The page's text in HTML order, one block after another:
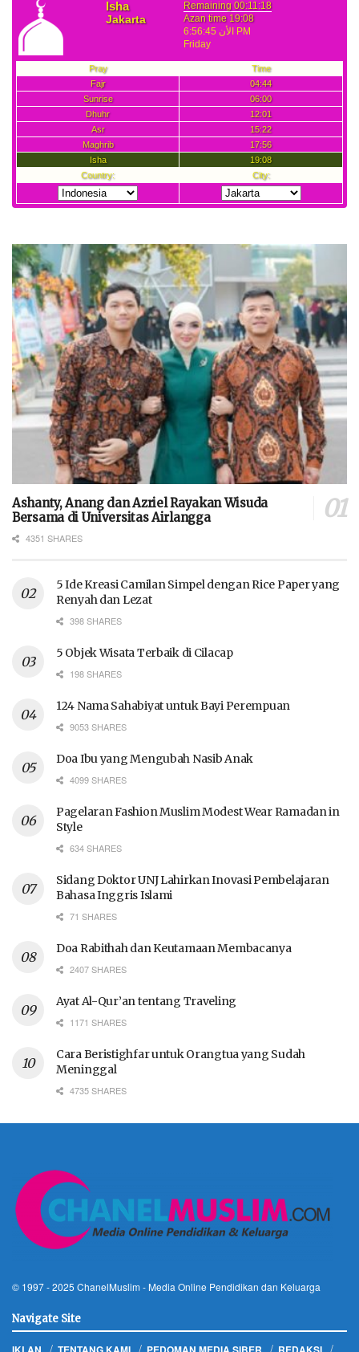
Ashanty, Anang dan Azriel Rayakan Wisuda
Bersama di Universitas Airlangga
4351 SHARES
5 Ide Kreasi Camilan Simpel dengan Rice Paper yang
Renyah dan Lezat
398 SHARES
5 Objek Wisata Terbaik di Cilacap
198 SHARES
124 Nama Sahabiyat untuk Bayi Perempuan
9053 SHARES
Doa Ibu yang Mengubah Nasib Anak
4099 SHARES
Pagelaran Fashion Muslim Modest Wear Ramadan in
Style
634 SHARES
Sidang Doktor UNJ Lahirkan Inovasi Pembelajaran
Bahasa Inggris Islami
71 SHARES
Doa Rabithah dan Keutamaan Membacanya
2407 SHARES
Ayat Al-Qur’an tentang Traveling
1171 SHARES
Cara Beristighfar untuk Orangtua yang Sudah
Meninggal
4735 SHARES
© 1997 - 2025 ChanelMuslim - Media Online Pendidikan dan Keluarga
Navigate Site